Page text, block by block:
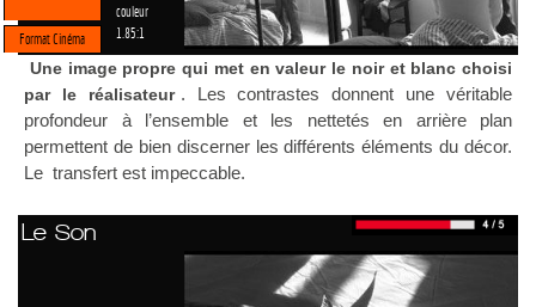
couleur
Format Cinéma
1.85:1
Une image propre qui met en valeur le noir et blanc choisi
par le réalisateur . Les contrastes donnent une véritable
profondeur à l’ensemble et les nettetés en arrière plan
permettent de bien discerner les différents éléments du décor.
Le transfert est impeccable.
Le Son